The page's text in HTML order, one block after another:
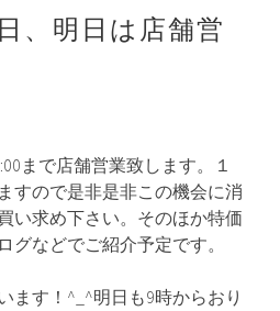
、明日は店舗営
まで店舗営業致します。１
すので是非是非この機会に消
い求め下さい。そのほか特価
グなどでご紹介予定です。
ます！^_^明日も9時からおり